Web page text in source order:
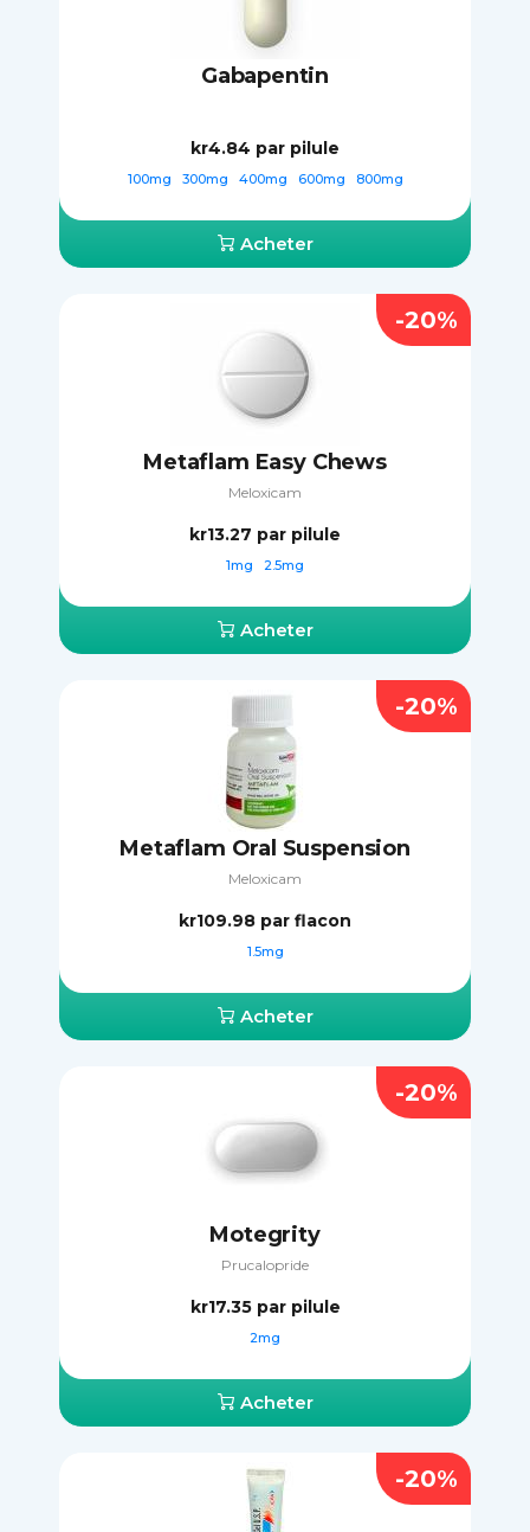
Gabapentin
kr4.84 par pilule
100mg 300mg 400mg 600mg 800mg
Acheter
Metaflam Easy Chews
Meloxicam
kr13.27 par pilule
1mg 2.5mg
Acheter
-20%
Metaflam Oral Suspension
Meloxicam
kr109.98 par flacon
1.5mg
Acheter
-20%
Motegrity
Prucalopride
kr17.35 par pilule
2mg
Acheter
-20%
-20%